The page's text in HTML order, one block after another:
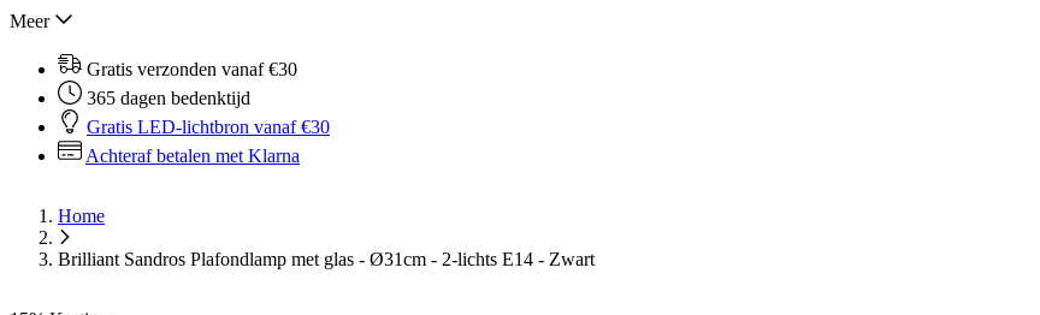
Meer
Gratis verzonden vanaf €30
365 dagen bedenktijd
Gratis LED-lichtbron vanaf €30
Achteraf betalen met Klarna
Home
Brilliant Sandros Plafondlamp met glas - Ø31cm - 2-lichts E14 - Zwart